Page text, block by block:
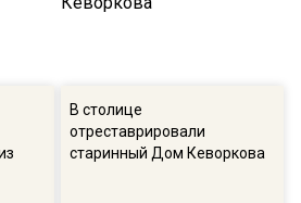
В столице
отреставрировали
старинный Дом Кеворкова